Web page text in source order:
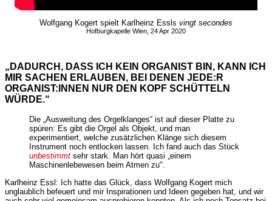
Wolfgang Kogert spielt Karlheinz Essls vingt secondes
Hofburgkapelle Wien, 24 Apr 2020
„DADURCH, DASS ICH KEIN ORGANIST BIN, KANN ICH
MIR SACHEN ERLAUBEN, BEI DENEN JEDE:R
ORGANIST:INNEN NUR DEN KOPF SCHÜTTELN
WÜRDE.“
Die „Ausweitung des Orgelklanges“ ist auf dieser Platte zu
spüren: Es gibt die Orgel als Objekt, und man
experimentiert, welche zusätzlichen Klänge sich diesem
Instrument noch entlocken lassen. Ich fand auch das Stück
unbestimmt sehr stark. Man hört quasi „einem
Maschinenlebewesen beim Atmen zu".
Karlheinz Essl: Ich hatte das Glück, dass Wolfgang Kogert mich
unglaublich befeuert und mir Inspirationen und Ideen gegeben hat, und wir